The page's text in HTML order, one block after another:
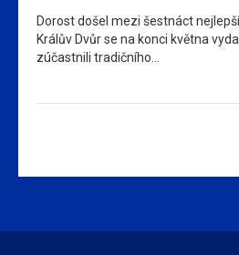
Dorost došel mezi šestnáct
Králův Dvůr se na konci května
zúčastnili tradičního…